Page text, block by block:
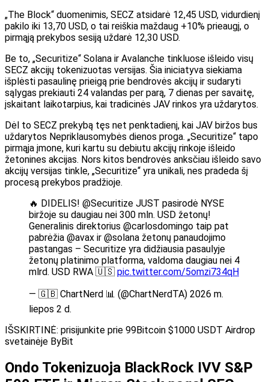
„The Block“ duomenimis, SECZ atsidarė 12,45 USD, vidurdienį
pakilo iki 13,70 USD, o tai reiškia maždaug +10% prieaugį, o
pirmąją prekybos sesiją uždarė 12,30 USD.
Be to, „Securitize“ Solana ir Avalanche tinkluose išleido visų
SECZ akcijų tokenizuotas versijas. Šia iniciatyva siekiama
išplėsti pasaulinę prieigą prie bendrovės akcijų ir sudaryti
sąlygas prekiauti 24 valandas per parą, 7 dienas per savaitę,
įskaitant laikotarpius, kai tradicinės JAV rinkos yra uždarytos.
Dėl to SECZ prekybą tęs net penktadienį, kai JAV biržos bus
uždarytos Nepriklausomybės dienos proga. „Securitize“ tapo
pirmąja įmone, kuri kartu su debiutu akcijų rinkoje išleido
žetonines akcijas. Nors kitos bendrovės anksčiau išleido savo
akcijų versijas tinkle, „Securitize“ yra unikali, nes pradeda šį
procesą prekybos pradžioje.
🔥 DIDELIS! @Securitize JUST pasirodė NYSE
biržoje su daugiau nei 300 mln. USD žetonų!
Generalinis direktorius @carlosdomingo taip pat
pabrėžia @avax ir @solana žetonų panaudojimo
pastangas – Securitize yra didžiausia pasaulyje
žetonų platinimo platforma, valdoma daugiau nei 4
mlrd. USD RWA 🇺🇸 pic.twitter.com/5omzi734qH
— 🇬🇧 ChartNerd 📊 (@ChartNerdTA) 2026 m.
liepos 2 d.
IŠSKIRTINĖ: prisijunkite prie 99Bitcoin $1000 USDT Airdrop
svetainėje ByBit
Ondo Tokenizuoja BlackRock IVV S&P